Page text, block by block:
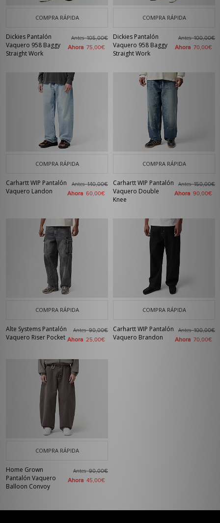
COMPRA RÁPIDA
Dickies Pantalón
Vaquero 958 Baggy
Straight Work
Antes105,00€
Ahora 75,00€
COMPRA RÁPIDA
Dickies Pantalón
Vaquero 958 Baggy
Straight Work
Antes100,00€
Ahora 70,00€
COMPRA RÁPIDA
Carhartt WIP Pantalón
Vaquero Landon
Antes140,00€
Ahora 60,00€
COMPRA RÁPIDA
Carhartt WIP Pantalón
Vaquero Double
Knee
Antes150,00€
Ahora 90,00€
COMPRA RÁPIDA
Alte Systems Pantalón
Vaquero Riser Pocket
Antes90,00€
Ahora 25,00€
COMPRA RÁPIDA
Carhartt WIP Pantalón
Vaquero Brandon
Antes100,00€
Ahora 70,00€
COMPRA RÁPIDA
Home Grown
Pantalón Vaquero
Balloon Convoy
Antes90,00€
Ahora 45,00€